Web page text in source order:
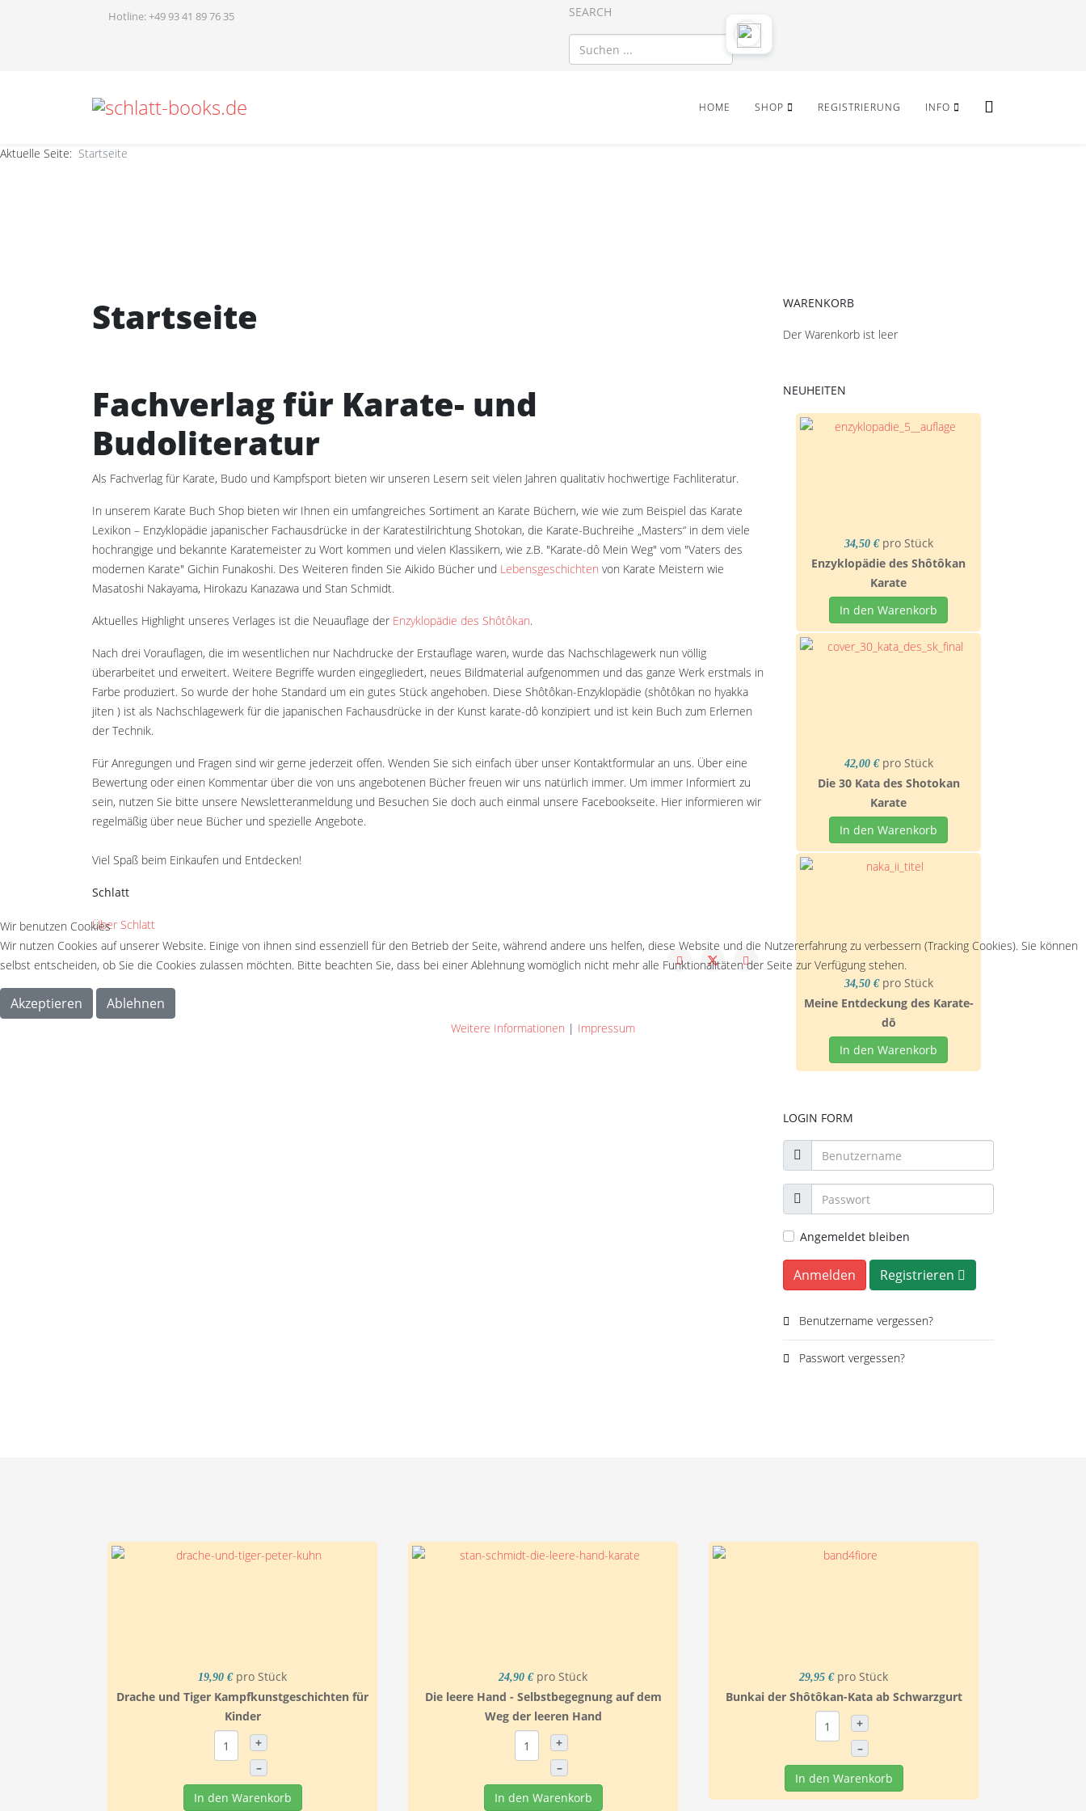
Hotline: +49 93 41 89 76 35 SEARCH
HOME SHOP REGISTRIERUNG INFO
Aktuelle Seite: Startseite
Startseite
Fachverlag für Karate- und
Budoliteratur
Als Fachverlag für Karate, Budo und Kampfsport bieten wir unseren Lesern seit vielen Jahren qualitativ hochwertige Fachliteratur.
In unserem Karate Buch Shop bieten wir Ihnen ein umfangreiches Sortiment an Karate Büchern, wie wie zum Beispiel das Karate
Lexikon – Enzyklopädie japanischer Fachausdrücke in der Karatestilrichtung Shotokan, die Karate-Buchreihe „Masters“ in dem viele
hochrangige und bekannte Karatemeister zu Wort kommen und vielen Klassikern, wie z.B. "Karate-dô Mein Weg" vom "Vaters des
modernen Karate" Gichin Funakoshi. Des Weiteren finden Sie Aikido Bücher und Lebensgeschichten von Karate Meistern wie
Masatoshi Nakayama, Hirokazu Kanazawa und Stan Schmidt.
Aktuelles Highlight unseres Verlages ist die Neuauflage der Enzyklopädie des Shôtôkan.
Nach drei Vorauflagen, die im wesentlichen nur Nachdrucke der Erstauflage waren, wurde das Nachschlagewerk nun völlig
überarbeitet und erweitert. Weitere Begriffe wurden eingegliedert, neues Bildmaterial aufgenommen und das ganze Werk erstmals in
Farbe produziert. So wurde der hohe Standard um ein gutes Stück angehoben. Diese Shôtôkan-Enzyklopädie (shôtôkan no hyakka
jiten ) ist als Nachschlagewerk für die japanischen Fachausdrücke in der Kunst karate-dô konzipiert und ist kein Buch zum Erlernen
der Technik.
Für Anregungen und Fragen sind wir gerne jederzeit offen. Wenden Sie sich einfach über unser Kontaktformular an uns. Über eine
Bewertung oder einen Kommentar über die von uns angebotenen Bücher freuen wir uns natürlich immer. Um immer Informiert zu
sein, nutzen Sie bitte unsere Newsletteranmeldung und Besuchen Sie doch auch einmal unsere Facebookseite. Hier informieren wir
regelmäßig über neue Bücher und spezielle Angebote.
Viel Spaß beim Einkaufen und Entdecken!
Schlatt
Über Schlatt
WARENKORB
Der Warenkorb ist leer
NEUHEITEN
34,50 € pro Stück
Enzyklopädie des Shôtôkan
Karate
In den Warenkorb
42,00 € pro Stück
Die 30 Kata des Shotokan
Karate
In den Warenkorb
34,50 € pro Stück
Meine Entdeckung des Karate-
dō
In den Warenkorb
LOGIN FORM
Angemeldet bleiben
Anmelden Registrieren
Benutzername vergessen?
Passwort vergessen?
19,90 € pro Stück
Drache und Tiger Kampfkunstgeschichten für
Kinder
+
–
In den Warenkorb
24,90 € pro Stück
Die leere Hand - Selbstbegegnung auf dem
Weg der leeren Hand
+
–
In den Warenkorb
29,95 € pro Stück
Bunkai der Shôtôkan-Kata ab Schwarzgurt
+
–
In den Warenkorb
Wir benutzen Cookies
Wir nutzen Cookies auf unserer Website. Einige von ihnen sind essenziell für den Betrieb der Seite, während andere uns helfen, diese Website und die Nutzererfahrung zu verbessern (Tracking Cookies). Sie können
selbst entscheiden, ob Sie die Cookies zulassen möchten. Bitte beachten Sie, dass bei einer Ablehnung womöglich nicht mehr alle Funktionalitäten der Seite zur Verfügung stehen.
Akzeptieren Ablehnen
Weitere Informationen | Impressum